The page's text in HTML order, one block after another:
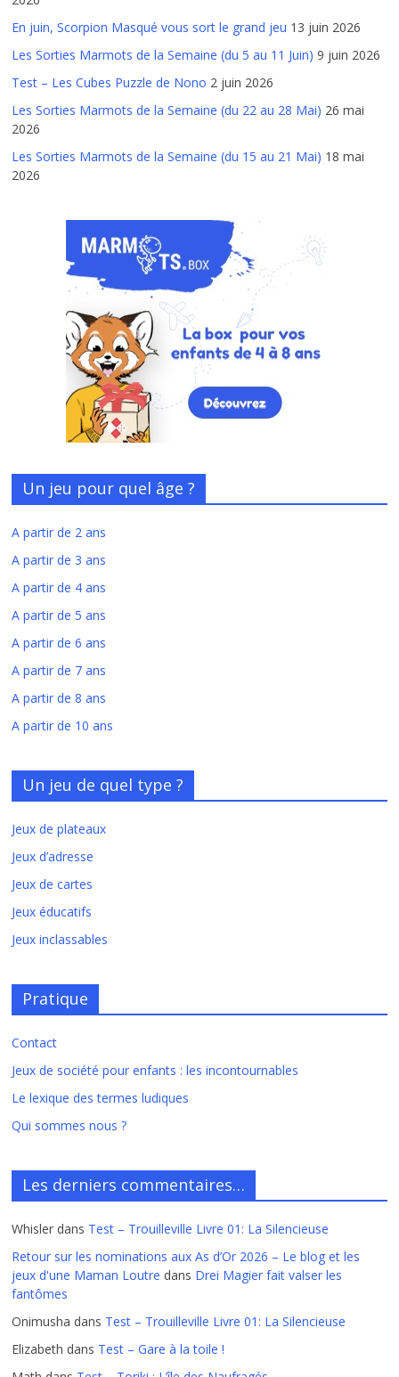
En juin, Scorpion Masqué vous sort le grand jeu 13 juin 2026
Les Sorties Marmots de la Semaine (du 5 au 11 Juin) 9 juin 2026
Test – Les Cubes Puzzle de Nono 2 juin 2026
Les Sorties Marmots de la Semaine (du 22 au 28 Mai) 26 mai
2026
Les Sorties Marmots de la Semaine (du 15 au 21 Mai) 18 mai
2026
Un jeu pour quel âge ?
A partir de 2 ans
A partir de 3 ans
A partir de 4 ans
A partir de 5 ans
A partir de 6 ans
A partir de 7 ans
A partir de 8 ans
A partir de 10 ans
Un jeu de quel type ?
Jeux de plateaux
Jeux d’adresse
Jeux de cartes
Jeux éducatifs
Jeux inclassables
Pratique
Contact
Jeux de société pour enfants : les incontournables
Le lexique des termes ludiques
Qui sommes nous ?
Les derniers commentaires…
Whisler dans Test – Trouilleville Livre 01: La Silencieuse
Retour sur les nominations aux As d’Or 2026 – Le blog et les
jeux d'une Maman Loutre dans Drei Magier fait valser les
fantômes
Onimusha dans Test – Trouilleville Livre 01: La Silencieuse
Elizabeth dans Test – Gare à la toile !